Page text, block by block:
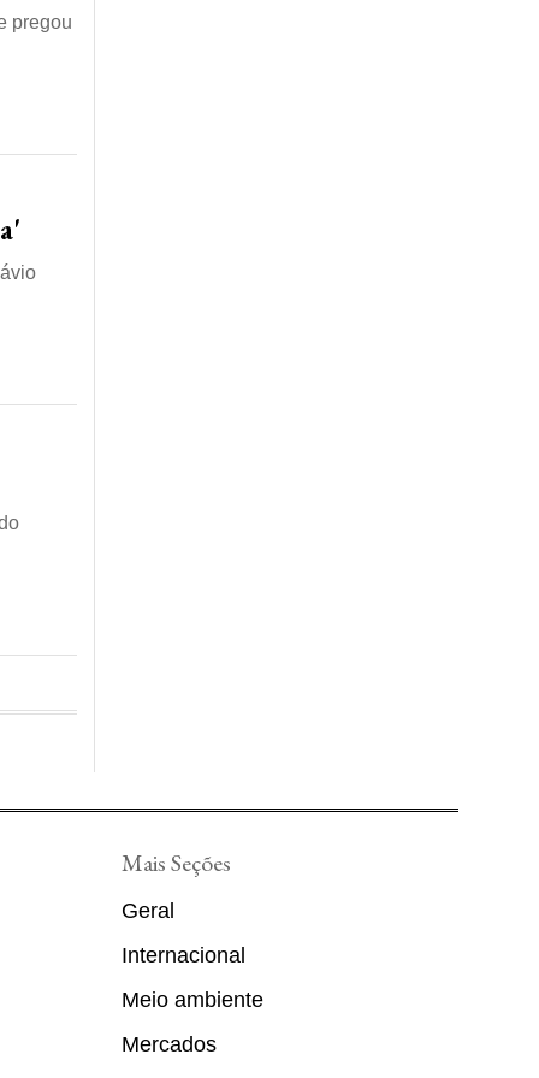
pregou
Mais Seções
Geral
Internacional
Meio ambiente
Mercados